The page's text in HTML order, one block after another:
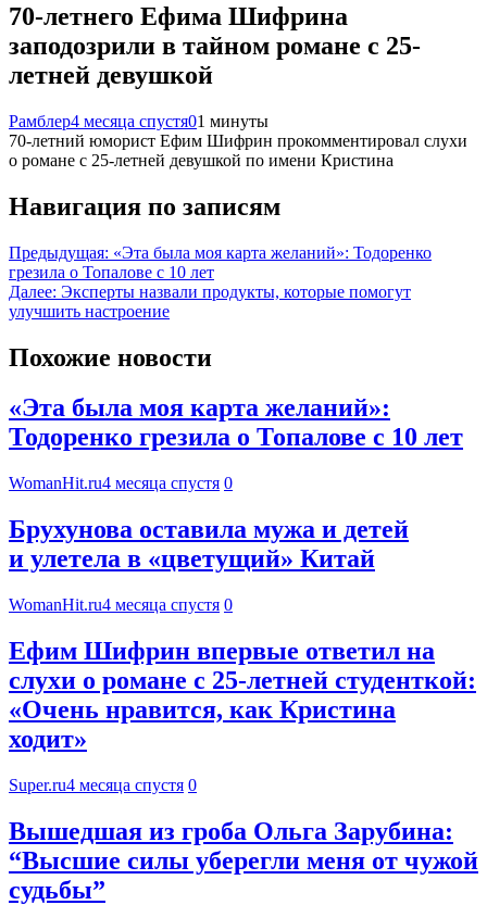
70-летнего Ефима Шифрина
заподозрили в тайном романе с 25-
летней девушкой
Рамблер4 месяца спустя01 минуты
70-летний юморист Ефим Шифрин прокомментировал слухи
о романе с 25-летней девушкой по имени Кристина
Навигация по записям
Предыдущая: «Эта была моя карта желаний»: Тодоренко
грезила о Топалове с 10 лет
Далее: Эксперты назвали продукты, которые помогут
улучшить настроение
Похожие новости
«Эта была моя карта желаний»:
Тодоренко грезила о Топалове с 10 лет
WomanHit.ru4 месяца спустя 0
Брухунова оставила мужа и детей
и улетела в «цветущий» Китай
WomanHit.ru4 месяца спустя 0
Ефим Шифрин впервые ответил на
слухи о романе с 25-летней студенткой:
«Очень нравится, как Кристина
ходит»
Super.ru4 месяца спустя 0
Вышедшая из гроба Ольга Зарубина:
“Высшие силы уберегли меня от чужой
судьбы”